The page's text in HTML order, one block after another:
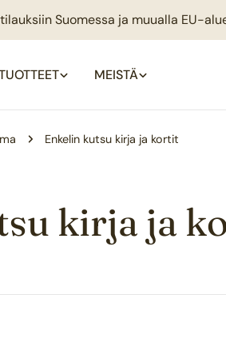
Suomessa ja muualla EU-
MEISTÄ
Enkelin kutsu kirja ja kortit
kirja ja